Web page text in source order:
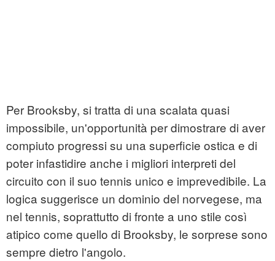
Per Brooksby, si tratta di una scalata quasi
impossibile, un'opportunità per dimostrare di aver
compiuto progressi su una superficie ostica e di
poter infastidire anche i migliori interpreti del
circuito con il suo tennis unico e imprevedibile. La
logica suggerisce un dominio del norvegese, ma
nel tennis, soprattutto di fronte a uno stile così
atipico come quello di Brooksby, le sorprese sono
sempre dietro l'angolo.